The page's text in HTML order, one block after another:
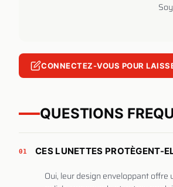
CONNECTEZ-VOUS POUR
QUESTIONS
01 CES LUNETTES PROTÈGENT-
Oui, leur design enveloppant